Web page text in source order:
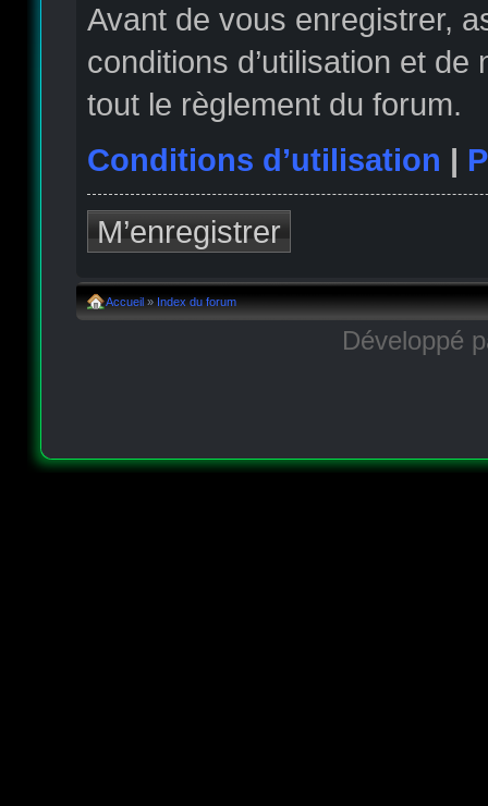
Avant de vous enregistrer,
conditions d’utilisation et
tout le règlement du forum.
Conditions d’utilisation |
M’enregistrer
Accueil » Index du forum
Développé